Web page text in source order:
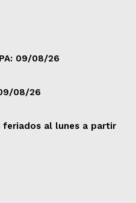
09/08/26
09/08/26
feriados al lunes a partir